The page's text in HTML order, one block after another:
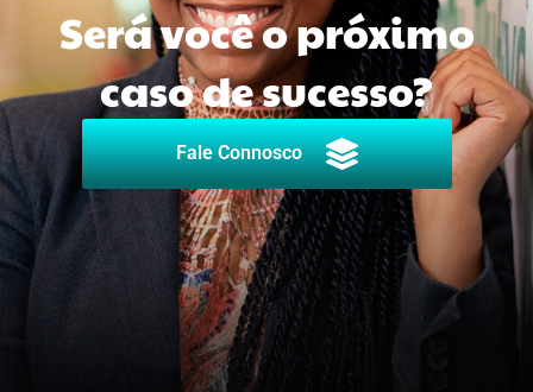
Será você o próximo
caso de sucesso?
Fale Connosco